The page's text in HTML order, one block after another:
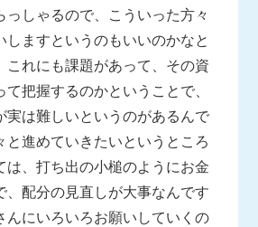
っしゃるので、こういった方々
しますというのもいいのかなと
これにも課題があって、その資
て把握するのかということで、
実は難しいというのがあるんで
と進めていきたいというところ
は、打ち出の小槌のようにお金
、配分の見直しが大事なんです
んにいろいろお願いしていくの